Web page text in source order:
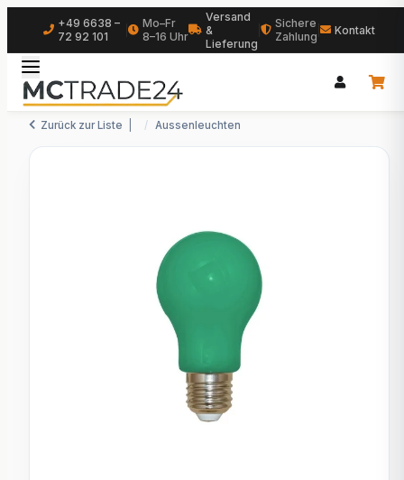
+49 6638 –
72 92 101
Mo–Fr
8–16 Uhr
Versand
&
Lieferung
Sichere
Zahlung
Kontakt
Zurück zur Liste Aussenleuchten